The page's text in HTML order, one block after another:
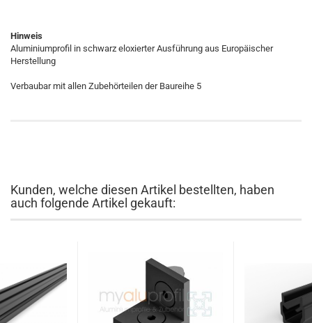
Hinweis
Aluminiumprofil in schwarz eloxierter Ausführung aus Europäischer
Herstellung
Verbaubar mit allen Zubehörteilen der Baureihe 5
Kunden, welche diesen Artikel bestellten, haben
auch folgende Artikel gekauft: